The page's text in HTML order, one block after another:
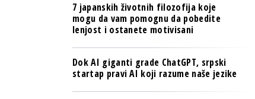
NOVO NA RAFU
7 japanskih životnih filozofija koje
mogu da vam pomognu da pobedite
lenjost i ostanete motivisani
Dok AI giganti grade ChatGPT, srpski
startap pravi AI koji razume naše jezike